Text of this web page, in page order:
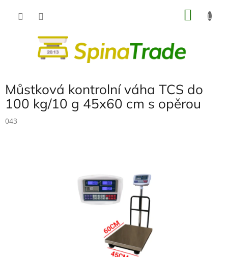
Můstková kontrolní váha TCS do
100 kg/10 g 45x60 cm s opěrou
043